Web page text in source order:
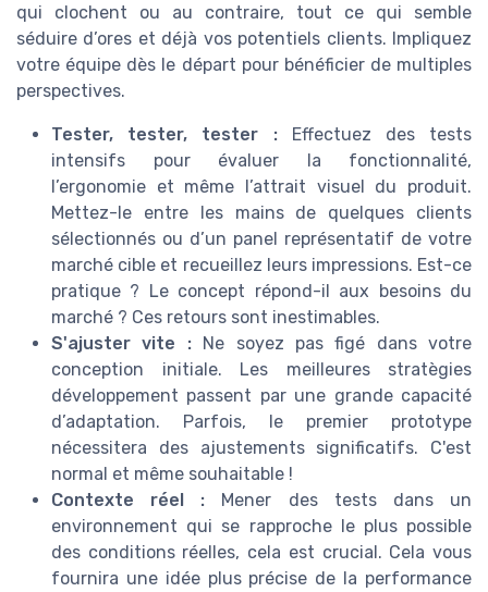
qui clochent ou au contraire, tout ce qui semble
séduire d’ores et déjà vos potentiels clients. Impliquez
votre équipe dès le départ pour bénéficier de multiples
perspectives.
Tester, tester, tester :Effectuez des tests
intensifs pour évaluer la fonctionnalité,
l’ergonomie et même l’attrait visuel du produit.
Mettez-le entre les mains de quelques clients
sélectionnés ou d’un panel représentatif de votre
marché cible et recueillez leurs impressions. Est-ce
pratique ? Le concept répond-il aux besoins du
marché ? Ces retours sont inestimables.
S'ajuster vite :Ne soyez pas figé dans votre
conception initiale. Les meilleures stratègies
développement passent par une grande capacité
d’adaptation. Parfois, le premier prototype
nécessitera des ajustements significatifs. C'est
normal et même souhaitable !
Contexte réel : Mener des tests dans un
environnement qui se rapproche le plus possible
des conditions réelles, cela est crucial. Cela vous
fournira une idée plus précise de la performance